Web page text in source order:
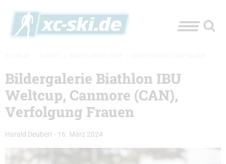
Bildergalerie Biathlon IBU
Weltcup, Canmore (CAN),
Verfolgung Frauen
Harald Deubert - 16. März 2024